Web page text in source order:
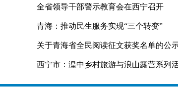
全省领导干部警示教育会在西宁召开
青海：推动民生服务实现“三个转变”
关于青海省全民阅读征文获奖名单的公
西宁市：湟中乡村旅游与浪山露营系列